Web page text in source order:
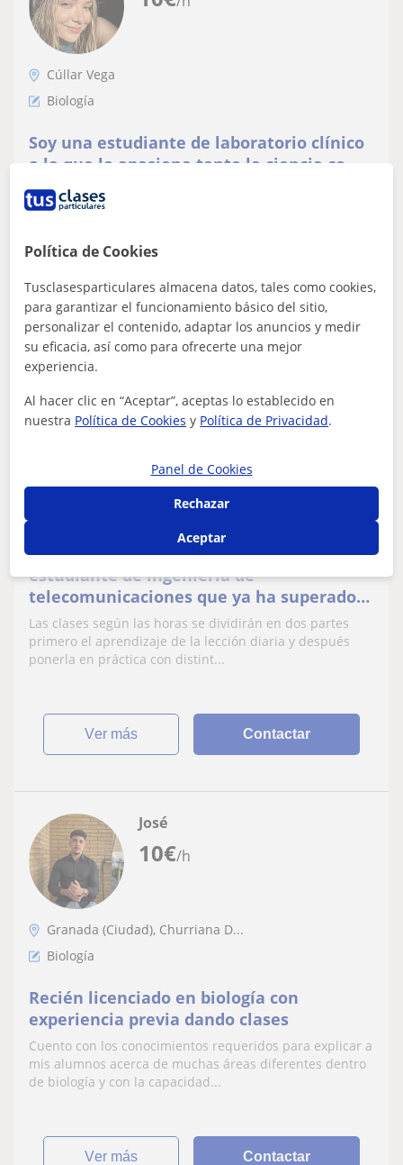
Cúllar Vega
Biología
Soy una estudiante de laboratorio clínico
a la que le apasiona tanto la ciencia como
ayudar a los demás a entenderla
¡Hola! Soy estudiante de Grado Superior de Laboratorio
Clínico y Biomédico. Ofrezco clases particulares para
ver más Contactar
10€/h 1ª clase gratis
Churriana De La Vega, Armilla...
estudiante de ingeniería de
telecomunicaciones que ya ha superado
bachillerato y ha obtenido buena nota en
selectividad, Dispongo del B2 de inglés del
B1 y otros títulos de este idioma soy un
Las clases según las horas se dividirán en dos partes
primero el aprendizaje de la lección diaria y después
ponerla en práctica con distint...
ver más Contactar
10€/h
José
Granada (Ciudad), Churriana D...
Biología
Recién licenciado en biología con
experiencia previa dando clases
Cuento con los conocimientos requeridos para explicar a
mis alumnos acerca de muchas áreas diferentes dentro
de biología y con la capacidad...
ver más Contactar
Política de Cookies
Tusclasesparticulares almacena datos, tales como cookies,
para garantizar el funcionamiento básico del sitio,
personalizar el contenido, adaptar los anuncios y medir
su eficacia, así como para ofrecerte una mejor
experiencia.
Al hacer clic en “Aceptar”, aceptas lo establecido en
nuestra Política de Cookies y Política de Privacidad.
Panel de Cookies
Rechazar
Aceptar